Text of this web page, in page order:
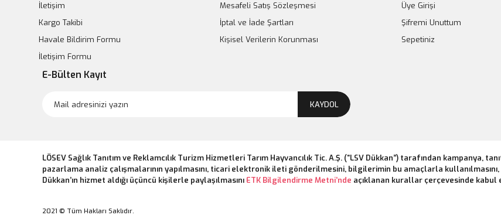
İletişim
Kargo Takibi
Havale Bildirim Formu
İletişim Formu
Mesafeli Satış Sözleşmesi
İptal ve İade Şartları
Kişisel Verilerin Korunması
Üye Girişi
Şifremi Unuttum
Sepetiniz
E-Bülten Kayıt
KAYDOL
LÖSEV Sağlık Tanıtım ve Reklamcılık Turizm Hizmetleri Tarım Hayvancılık Tic. A.Ş. (“LSV Dükkan”) tarafından
pazarlama analiz çalışmalarının yapılmasını, ticari elektronik ileti gönderilmesini, bilgilerimin bu amaçlarla
Dükkan’ın hizmet aldığı üçüncü kişilerle paylaşılmasını ETK Bilgilendirme Metni’nde açıklanan kurallar çerçevesinde kabul
2021 © Tüm Hakları Saklıdır.